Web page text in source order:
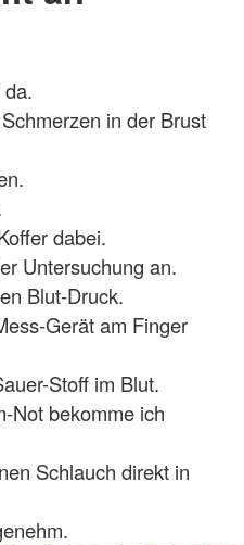
in der Brust
dabei.
Untersuchung an.
Blut-Druck.
Gerät am Finger
Stoff im Blut.
Not bekomme ich
Schlauch direkt in